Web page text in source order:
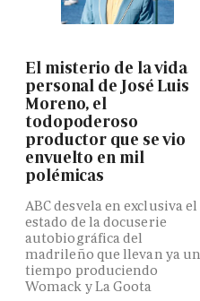
El misterio de la vida
personal de José Luis
Moreno, el
todopoderoso
productor que se vio
envuelto en mil
polémicas
ABC desvela en exclusiva el
estado de la docuserie
autobiográfica del
madrileño que llevan ya un
tiempo produciendo
Womack y La Goota